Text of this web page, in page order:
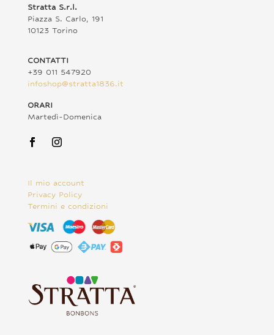
Stratta S.r.l.
Piazza S. Carlo, 191
10123 Torino
CONTATTI
+39 011 547920
infoshop@stratta1836.it
ORARI
Martedì-Domenica
Il mio account
Privacy Policy
Termini e condizioni